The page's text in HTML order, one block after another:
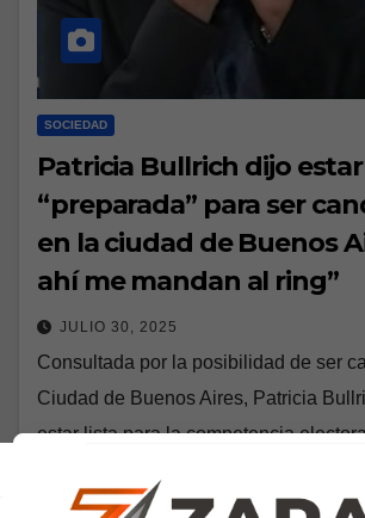
SOCIEDAD
Patricia Bullrich dijo estar
“preparada” para ser
en la ciudad de Buenos
ahí me mandan al ring”
JULIO 30, 2025
Consultada por la posibilidad de ser
Ciudad de Buenos Aires, Patricia
estar lista para la competencia